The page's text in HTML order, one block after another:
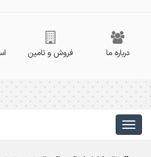
درباره ما فروش و تامین